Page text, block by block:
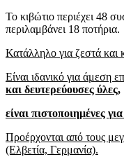
Το κιβώτιο περιέχει 48
περιλαμβάνει 18 ποτήρια.
Κατάλληλο για ζεστά και
Eίναι ιδανικό για άμεση
και δευτερεύουσες ύλες,
είναι πιστοποιημένες
Προέρχονται από τους
(Ελβετία, Γερμανία).